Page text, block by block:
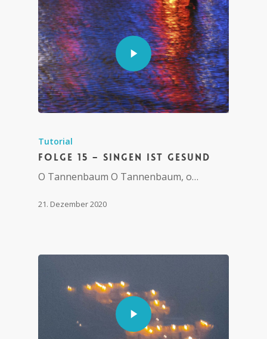
Tutorial
Folge 15 – Singen ist gesund
O Tannenbaum O Tannenbaum, o…
21. Dezember 2020